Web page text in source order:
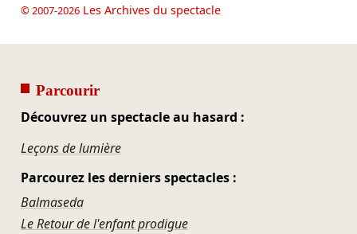
© 2007-2026Les Archives du spectacle
Parcourir
Découvrez un spectacle au hasard :
Leçons de lumière
Parcourez les derniers spectacles :
Balmaseda
Le Retour de l'enfant prodigue